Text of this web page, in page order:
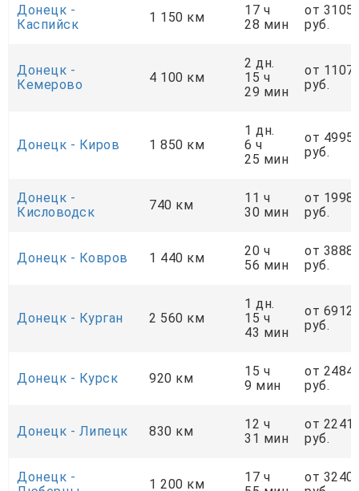
Донецк -
Каспийск
1 150 км
17 ч
28 мин
от
руб.
Донецк -
Кемерово
4 100 км
2 дн.
15 ч
29 мин
от
руб.
Донецк - Киров 1 850 км
1 дн.
6 ч
25 мин
от
руб.
Донецк -
Кисловодск
740 км
11 ч
30 мин
от
руб.
Донецк - Ковров 1 440 км
20 ч
56 мин
от
руб.
Донецк - Курган 2 560 км
1 дн.
15 ч
43 мин
от
руб.
Донецк - Курск 920 км
15 ч
9 мин
от
руб.
Донецк - Липецк 830 км
12 ч
31 мин
от
руб.
Донецк -
1 200 км
17 ч
от